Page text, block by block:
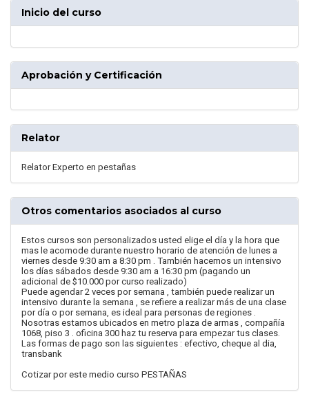
Inicio del curso
Aprobación y Certificación
Relator
Relator Experto en pestañas
Otros comentarios asociados al curso
Estos cursos son personalizados usted elige el día y la hora que
mas le acomode durante nuestro horario de atención de lunes a
viernes desde 9:30 am a 8:30 pm . También hacemos un intensivo
los días sábados desde 9:30 am a 16:30 pm (pagando un
adicional de $10.000 por curso realizado)
Puede agendar 2 veces por semana , también puede realizar un
intensivo durante la semana , se refiere a realizar más de una clase
por día o por semana, es ideal para personas de regiones .
Nosotras estamos ubicados en metro plaza de armas , compañía
1068, piso 3 . oficina 300 haz tu reserva para empezar tus clases.
Las formas de pago son las siguientes : efectivo, cheque al dia,
transbank
Cotizar por este medio curso PESTAÑAS